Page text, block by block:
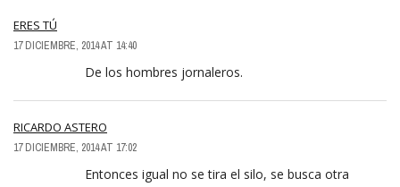
ERES TÚ
17 DICIEMBRE, 2014 AT 14:40
De los hombres jornaleros.
RICARDO ASTERO
17 DICIEMBRE, 2014 AT 17:02
Entonces igual no se tira el silo, se busca otra